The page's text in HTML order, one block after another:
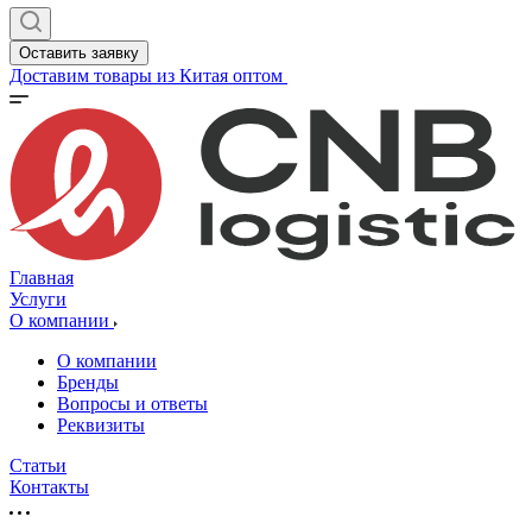
Оставить заявку
Доставим товары из Китая оптом
Главная
Услуги
О компании
О компании
Бренды
Вопросы и ответы
Реквизиты
Статьи
Контакты